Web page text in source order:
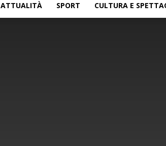
ATTUALITÀ SPORT CULTURA E